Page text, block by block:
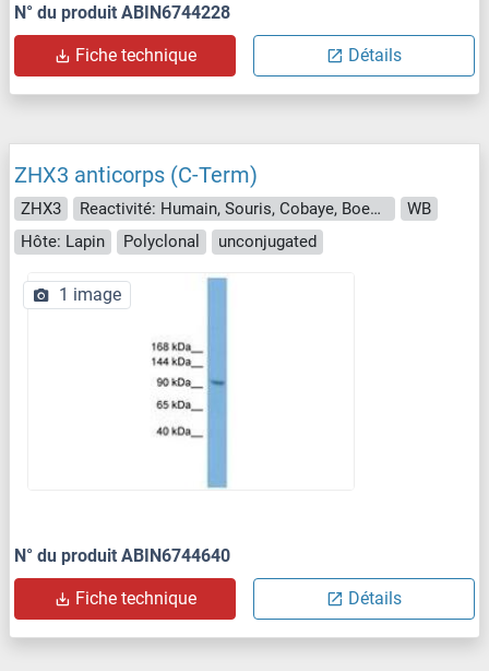
N° du produit ABIN6744228
Fiche technique Détails
ZHX3 anticorps (C-Term)
ZHX3 Reactivité: Humain, Souris, Cobaye, Boeuf (Vache), Hamster
WB
Hôte: Lapin
Polyclonal unconjugated
1 image
N° du produit ABIN6744640
Fiche technique Détails